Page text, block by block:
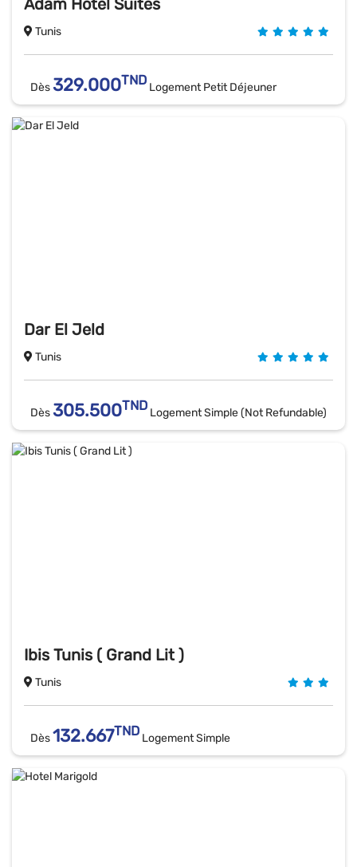
Adam Hotel Suites
Tunis
Dès 329.000TND Logement Petit Déjeuner
Dar El Jeld
Tunis
Dès 305.500TND Logement Simple (Not Refundable)
Ibis Tunis ( Grand Lit )
Tunis
Dès132.667TND Logement Simple